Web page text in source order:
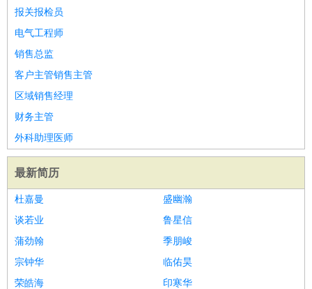
报关报检员
电气工程师
销售总监
客户主管销售主管
区域销售经理
财务主管
外科助理医师
最新简历
杜嘉曼
盛幽瀚
谈若业
鲁星信
蒲劲翰
季朋峻
宗钟华
临佑昊
荣皓海
印寒华